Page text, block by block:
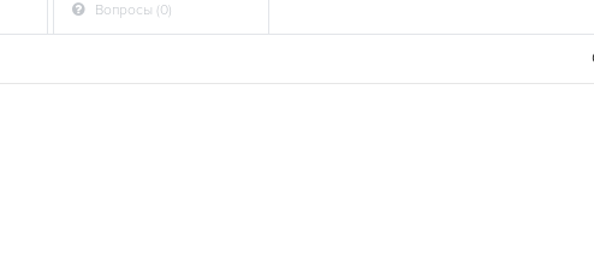
Вопросы (0)